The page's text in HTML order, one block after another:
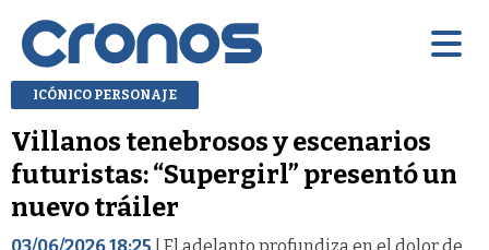
ICÓNICO PERSONAJE
Villanos tenebrosos y escenarios
futuristas: “Supergirl” presentó un
nuevo tráiler
03/06/2026 18:25 | El adelanto profundiza en el dolor de